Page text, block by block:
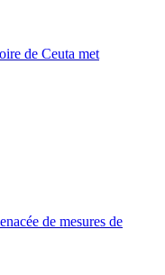
de Ceuta met
de mesures de